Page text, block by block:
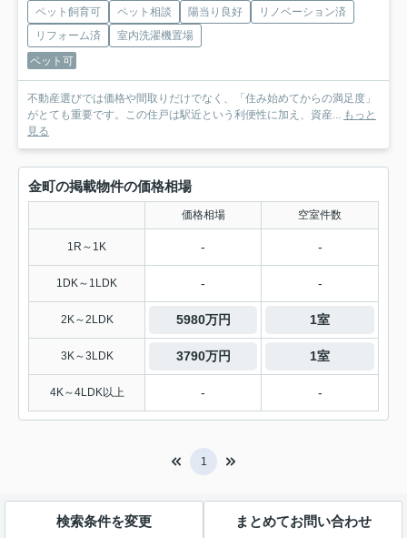
ペット飼育可 ペット相談 陽当り良好
リノベーション済
リフォーム済
室内洗濯機置場
ペット可
不動産選びでは価格や間取りだけでなく、「住み始めてからの満足度」
がとても重要です。この住戸は駅近という利便性に加え、資産... もっと
見る
金町の掲載物件の価格相場
価格相場 空室件数
1R～1K - -
1DK～1LDK - -
2K～2LDK 5980万円 1室
3K～3LDK 3790万円 1室
4K～4LDK以上 - -
1
検索条件を変更 まとめてお問い合わせ